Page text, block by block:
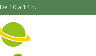
De 10 a 14 h.